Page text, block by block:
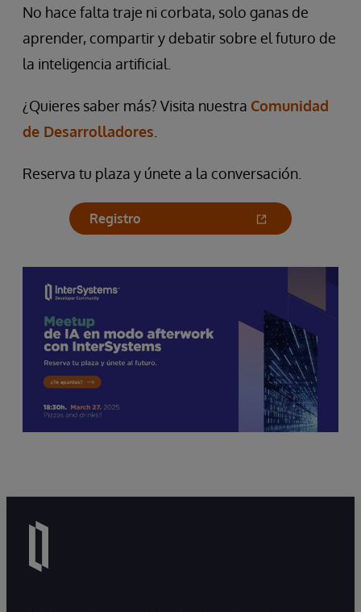
No hace falta traje ni corbata, solo ganas de
aprender, compartir y debatir sobre el futuro de
la inteligencia artificial.
¿Quieres saber más? Visita nuestra Comunidad
de Desarrolladores
Reserva tu plaza y únete a la conversación.
Registro